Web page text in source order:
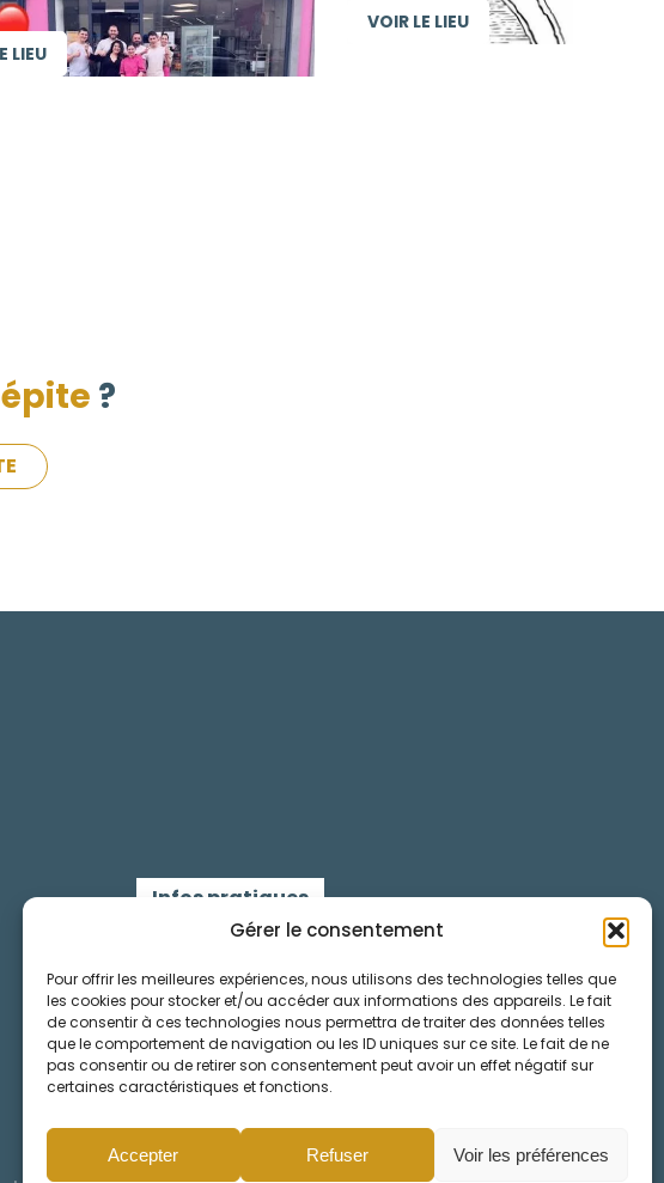
Gérer le consentement
Pour offrir les meilleures expériences, nous utilisons des technologies telles que
les cookies pour stocker et/ou accéder aux informations des appareils. Le fait
de consentir à ces technologies nous permettra de traiter des données telles
que le comportement de navigation ou les ID uniques sur ce site. Le fait de ne
pas consentir ou de retirer son consentement peut avoir un effet négatif sur
certaines caractéristiques et fonctions.
Accepter Refuser Voir les préférences
LIEU
VOIR LE LIEU
?
Infos pratiques
Mentions légales
Cookies